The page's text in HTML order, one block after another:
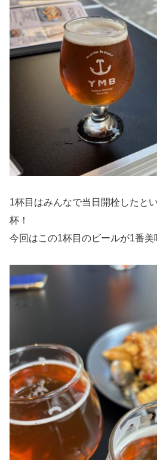
1杯目はみんなで当日開栓したと
杯！
今回はこの1杯目のビールが1番美